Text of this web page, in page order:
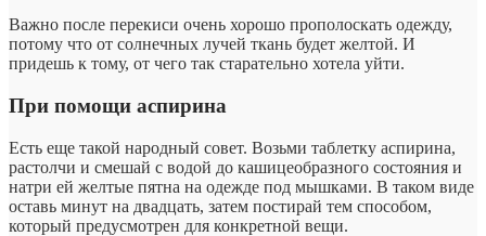
Важно после перекиси очень хорошо прополоскать одежду,
потому что от солнечных лучей ткань будет желтой. И
придешь к тому, от чего так старательно хотела уйти.
При помощи аспирина
Есть еще такой народный совет. Возьми таблетку аспирина,
растолчи и смешай с водой до кашицеобразного состояния и
натри ей желтые пятна на одежде под мышками. В таком виде
оставь минут на двадцать, затем постирай тем способом,
который предусмотрен для конкретной вещи.